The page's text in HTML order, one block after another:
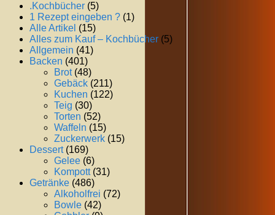
.Kochbücher (5)
1 Rezept eingeben ? (1)
Alle Artikel (15)
Alles zum Kauf – Kochbücher (5)
Allgemein (41)
Backen (401)
Brot(48)
Gebäck (211)
Kuchen (122)
Teig (30)
Torten (52)
Waffeln (15)
Zuckerwerk (15)
Dessert(169)
Gelee (6)
Kompott(31)
Getränke (486)
Alkoholfrei (72)
Bowle (42)